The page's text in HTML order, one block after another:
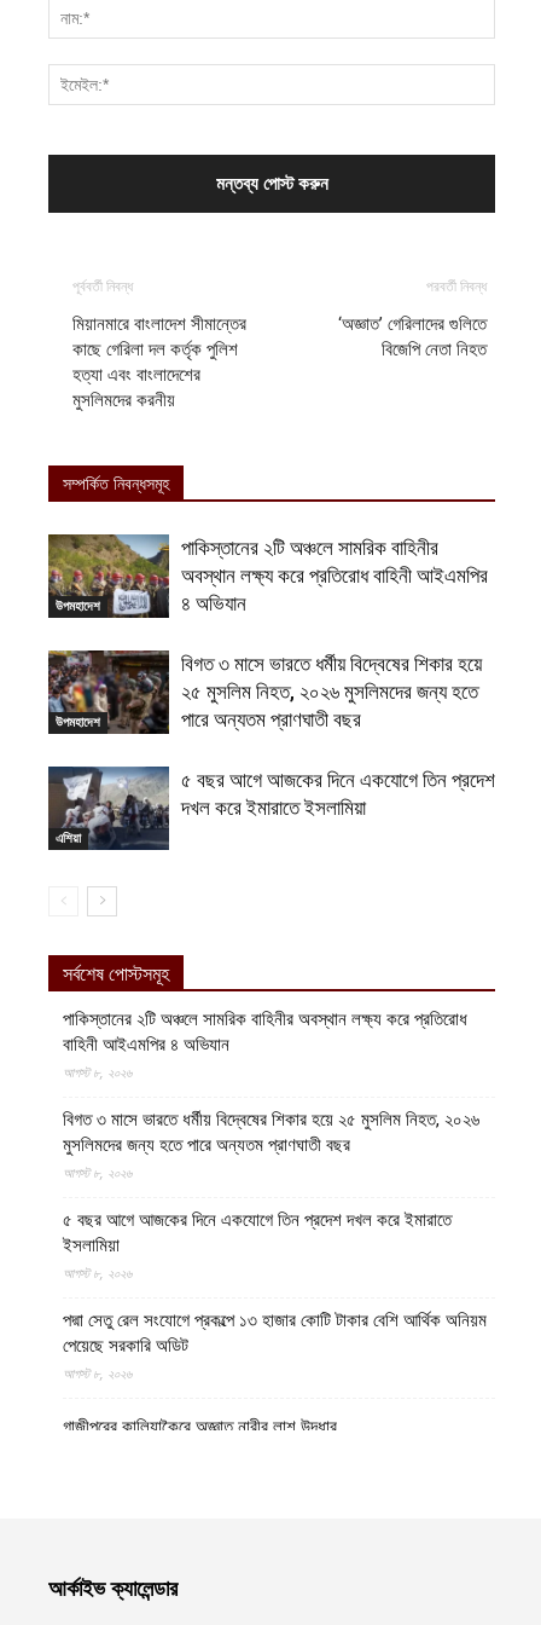
পূর্ববর্তী নিবন্ধ
মিয়ানমারে বাংলাদেশ সীমান্তের
কাছে গেরিলা দল কর্তৃক পুলিশ
হত্যা এবং বাংলাদেশের
মুসলিমদের করনীয়
পরবর্তী নিবন্ধ
‘অজ্ঞাত’ গেরিলাদের গুলিতে
বিজেপি নেতা নিহত
সম্পর্কিত নিবন্ধসমূহ
উপমহাদেশ
পাকিস্তানের ২টি অঞ্চলে সামরিক বাহিনীর
অবস্থান লক্ষ্য করে প্রতিরোধ বাহিনী আইএমপির
৪ অভিযান
উপমহাদেশ
বিগত ৩ মাসে ভারতে ধর্মীয় বিদ্বেষের শিকার হয়ে
২৫ মুসলিম নিহত, ২০২৬ মুসলিমদের জন্য হতে
পারে অন্যতম প্রাণঘাতী বছর
এশিয়া
৫ বছর আগে আজকের দিনে একযোগে তিন প্রদেশ
দখল করে ইমারাতে ইসলামিয়া
সর্বশেষ পোস্টসমূহ
পাকিস্তানের ২টি অঞ্চলে সামরিক বাহিনীর অবস্থান লক্ষ্য করে প্রতিরোধ
বাহিনী আইএমপির ৪ অভিযান
আগস্ট ৮, ২০২৬
বিগত ৩ মাসে ভারতে ধর্মীয় বিদ্বেষের শিকার হয়ে ২৫ মুসলিম নিহত, ২০২৬
মুসলিমদের জন্য হতে পারে অন্যতম প্রাণঘাতী বছর
আগস্ট ৮, ২০২৬
৫ বছর আগে আজকের দিনে একযোগে তিন প্রদেশ দখল করে ইমারাতে
ইসলামিয়া
আগস্ট ৮, ২০২৬
পদ্মা সেতু রেল সংযোগে প্রকল্পে ১৩ হাজার কোটি টাকার বেশি আর্থিক অনিয়ম
পেয়েছে সরকারি অডিট
আগস্ট ৮, ২০২৬
গাজীপুরের কালিয়াকৈরে অজ্ঞাত নারীর লাশ উদ্ধার
হেলমান্দে বিপুল পরিমাণ অবৈধ অস্ত্র ও সামরিক সরঞ্জাম জব্দ করেছে ইমারাতে
আর্কাইভ ক্যালেন্ডার